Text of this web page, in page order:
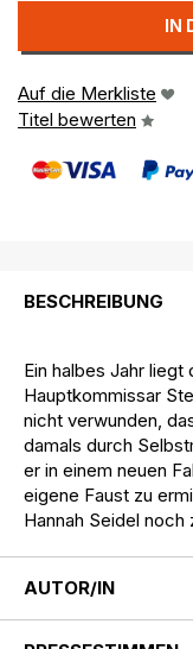
IN
Auf die Merkliste
Titel bewerten
BESCHREIBUNG
Ein halbes Jahr liegt
Hauptkommissar
nicht verwunden,
damals durch
er in einem neuen
eigene Faust zu
Hannah Seidel noch
AUTOR/IN